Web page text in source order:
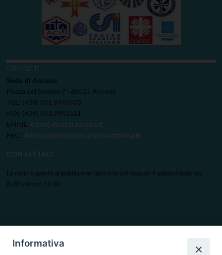
CONTATTI
Sede di Ancona
Piazza del Senato 7 - 60121 Ancona
TEL: (+39) 071.9943500
FAX: (+39) 071.9943521
EMAIL: curia@diocesi.ancona.it
PEC: diocesi.ancona@pec.chiesacattolica.it
CONTATTACI
La curia è aperta al pubblico nei giorni feriali (escluso il sabato) dalle ore
8.30 alle ore 12.30.
Informativa